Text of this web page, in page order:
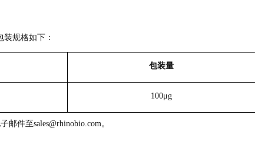
装规格如下：
包装量
100μg
件至sales@rhinobio.com。